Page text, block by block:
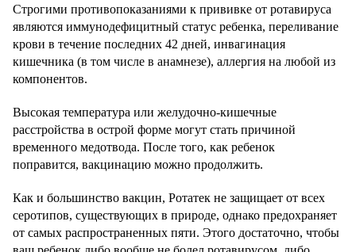
Строгими противопоказаниями к прививке от ротавируса
являются иммунодефицитный статус ребенка, переливание
крови в течение последних 42 дней, инвагинация
кишечника (в том числе в анамнезе), аллергия на любой из
компонентов.
Высокая температура или желудочно-кишечные
расстройства в острой форме могут стать причиной
временного медотвода. После того, как ребенок
поправится, вакцинацию можно продолжить.
Как и большинство вакцин, Ротатек не защищает от всех
серотипов, существующих в природе, однако предохраняет
от самых распространенных пяти. Этого достаточно, чтобы